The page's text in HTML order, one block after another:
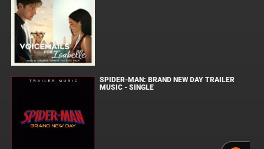
SPIDER-MAN: BRAND NEW DAY TRAILER
MUSIC - SINGLE